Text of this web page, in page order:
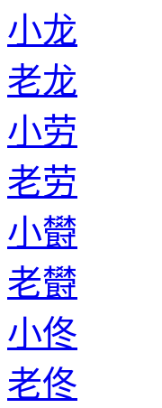
小龙
老龙
小劳
老劳
小欎
老欎
小佟
老佟